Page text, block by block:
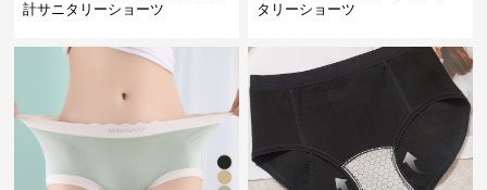
計サニタリーショーツ
タリーショーツ